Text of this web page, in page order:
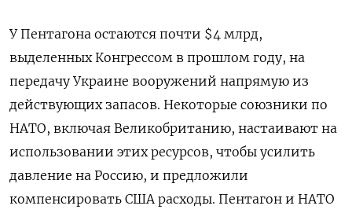
У Пентагона остаются почти $4 млрд,
выделенных Конгрессом в прошлом году, на
передачу Украине вооружений напрямую из
действующих запасов. Некоторые союзники по
НАТО, включая Великобританию, настаивают на
использовании этих ресурсов, чтобы усилить
давление на Россию, и предложили
компенсировать США расходы. Пентагон и НАТО